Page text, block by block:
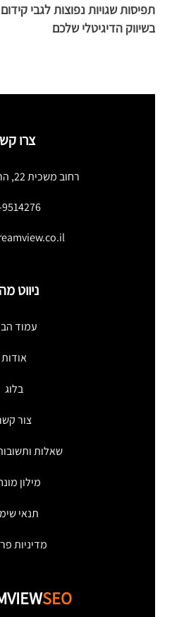
תפיסות שגויות נפוצות לגבי
בשיווק הדיגיטלי שלכם
צרו
רחוב משכית 22, הרצליה פיתוח
ניווט
עמוד
אודות
בלוג
צור
שאלות
מילון
תנאי
מדיניות
SEO